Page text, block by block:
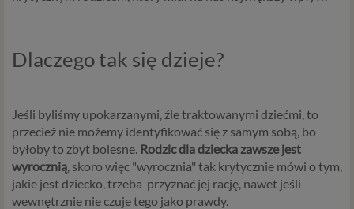
Dlaczego tak się dzieje?
Jeśli byliśmy upokarzanymi, źle traktowanymi dziećmi, to
przecież nie możemy identyfikować się z samym sobą, bo
byłoby to zbyt bolesne. Rodzic dla dziecka zawsze jest
wyrocznią, skoro więc "wyrocznia" tak krytycznie mówi o tym,
jakie jest dziecko, trzeba przyznać jej rację, nawet jeśli
wewnętrznie nie czuje tego jako prawdy.